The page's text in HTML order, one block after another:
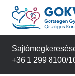
Ugrás
tartalomra
+36 1 299 8100/